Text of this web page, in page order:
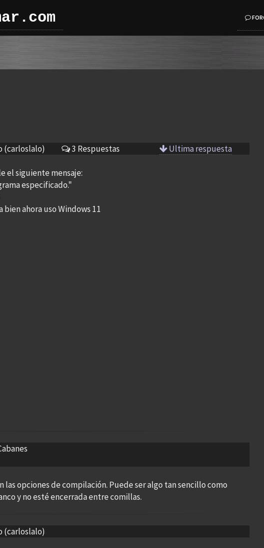
(carloslalo) 3 Respuestas Ultima respuesta
el siguiente mensaje:
especificado."
ahora uso Windows 11
opciones de compilación. Puede ser algo tan sencillo como
y no esté encerrada entre comillas.
(carloslalo)